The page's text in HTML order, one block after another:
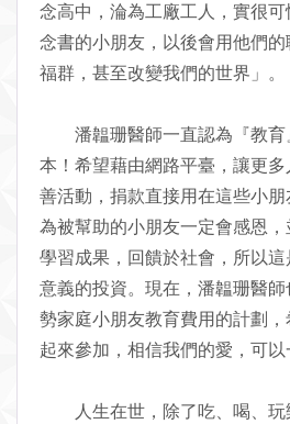
念高中，淪為工廠工人，實很
念書的小朋友，以後會用他們
福群，甚至改變我們的世界」。
潘韞珊醫師一直認為『教育
本！希望藉由網路平臺，讓更
善活動，捐款直接用在這些小
為被幫助的小朋友一定會感恩
學習成果，回饋於社會，所以
意義的投資。現在，潘韞珊醫
勢家庭小朋友教育費用的計劃
起來參加，相信我們的愛，可以
人生在世，除了吃、喝、玩